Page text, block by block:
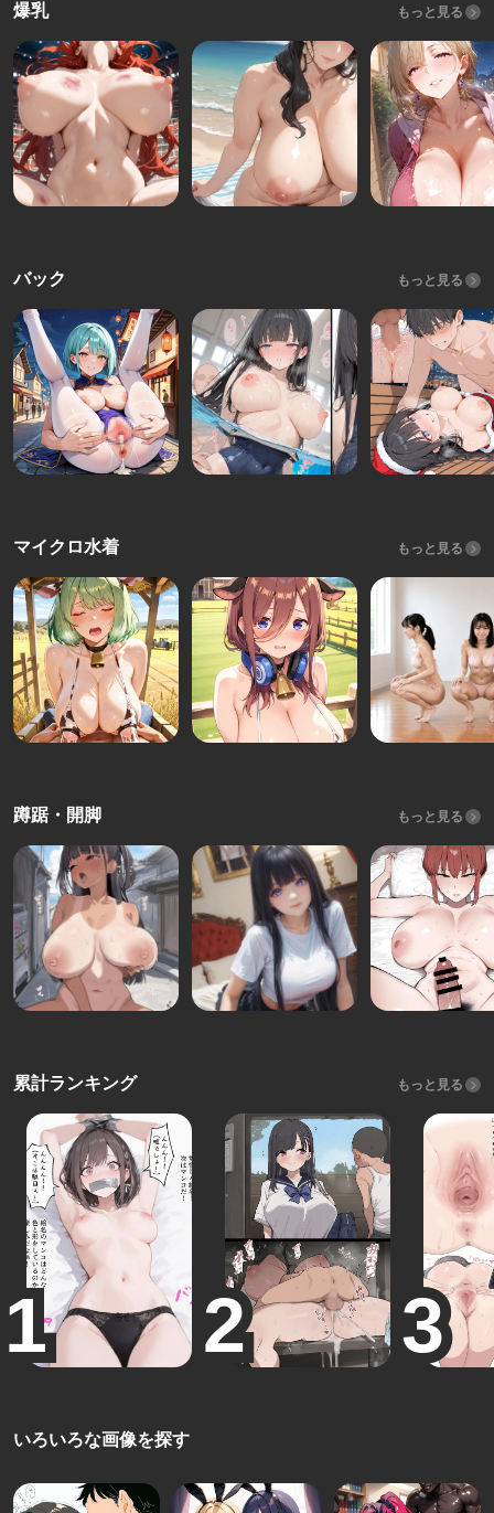
爆乳 もっと見る
バック もっと見る
マイクロ水着 もっと見る
蹲踞・開脚 もっと見る
累計ランキング もっと見る
いろいろな画像を探す